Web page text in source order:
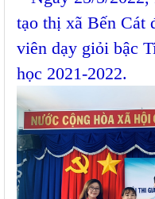
tạo thị xã Bến Cát
viên dạy giỏi bậc
học 2021-2022.